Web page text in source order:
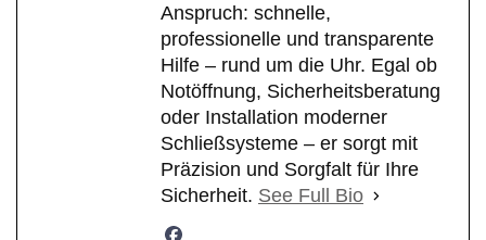
Anspruch: schnelle,
professionelle und transparente
Hilfe – rund um die Uhr. Egal ob
Notöffnung, Sicherheitsberatung
oder Installation moderner
Schließsysteme – er sorgt mit
Präzision und Sorgfalt für Ihre
Sicherheit. See Full Bio